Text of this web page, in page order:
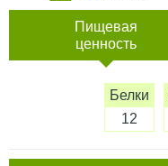
Пищевая
ценность
Белки
12